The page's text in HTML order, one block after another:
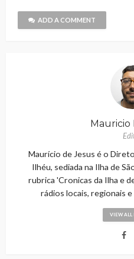
ADD A COMMENT
Mauricio
Maurício de Jesus é o
Ilhéu, sediada na Ilha de
rubrica 'Cronicas da Ilha e
rádios locais, regionais
VIEW ALL